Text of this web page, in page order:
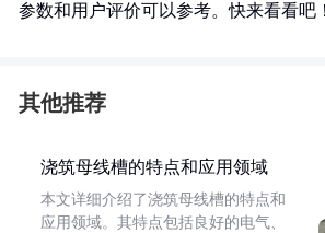
参数和用户评价可以参考。快来看看吧！
其他推荐
浇筑母线槽的特点和应用领域
本文详细介绍了浇筑母线槽的特点和
应用领域。其特点包括良好的电气、